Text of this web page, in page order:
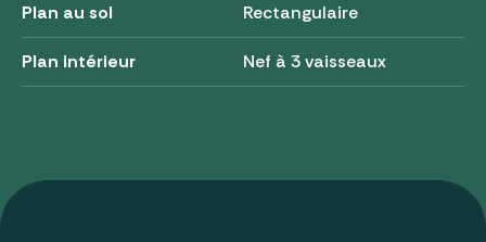
Plan au sol Rectangulaire
Plan intérieur Nef à 3 vaisseaux